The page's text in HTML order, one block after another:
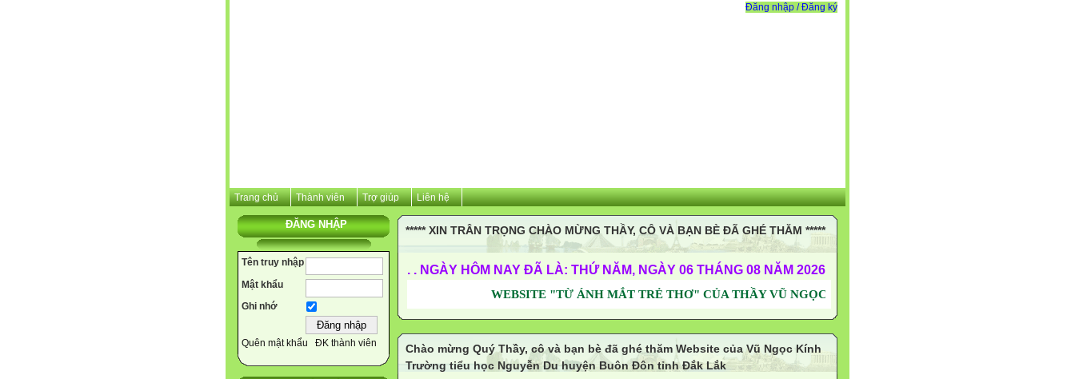
Đăng nhập / Đăng ký
Trang chủ Thành viên Trợ giúp Liên hệ
ĐĂNG NHẬP
Tên truy nhập
Mật khẩu
Ghi nhớ
Quên mật khẩu ĐK thành viên
***** XIN TRÂN TRỌNG CHÀO MỪNG THẦY, CÔ VÀ BẠN BÈ ĐÃ GHÉ THĂM *****
. . NGÀY HÔM NAY ĐÃ LÀ: THỨ NĂM, NGÀY 06 THÁNG 08 NĂM 2026
WEBSITE "TỪ ÁNH MẮT TRẺ THƠ" CỦA THẦY VŨ NGỌC KÍNH BUÔN ĐÔN - ĐẮK LẮK TRÂN TRỌNG
Chào mừng Quý Thầy, cô và bạn bè đã ghé thăm Website của Vũ Ngọc Kính
Trường tiểu học Nguyễn Du huyện Buôn Đôn tỉnh Đắk Lắk